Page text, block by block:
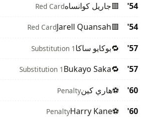
54'
🟥جاريل كوانساهRed Card
54'
🟥
Jarell Quansah
Red Card
57'
🔁بوكايو ساكا Substitution 1
57'
🔁
Bukayo Saka
Substitution 1
60'
⚽هاري كينPenalty
60'
⚽
Harry Kane
Penalty